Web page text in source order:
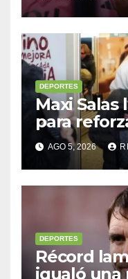
DEPORTES
Maxi Salas
para
AGO 5, 2026
DEPORTES
Récord
igualó una